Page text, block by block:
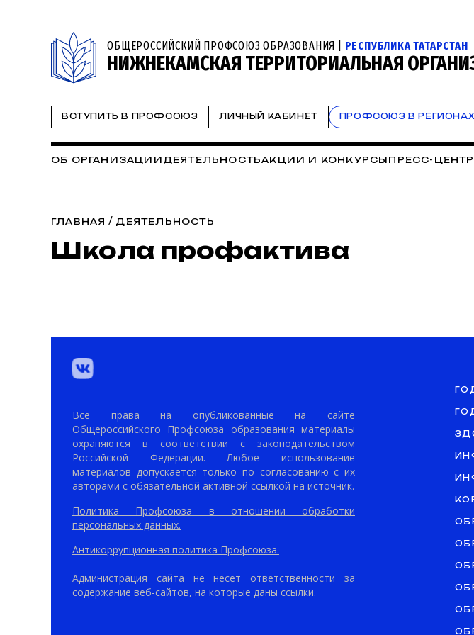
ОБЩЕРОССИЙСКИЙ ПРОФСОЮЗ ОБРАЗОВАНИЯ | РЕСПУБЛИКА ТАТАРСТАН
НИЖНЕКАМСКАЯ ТЕРРИТОРИАЛЬНАЯ
ВСТУПИТЬ В ПРОФСОЮЗ ЛИЧНЫЙ КАБИНЕТ ПРОФСОЮЗ В РЕГИОНАХ
ОБ ОРГАНИЗАЦИИ ДЕЯТЕЛЬНОСТЬАКЦИИ И КОНКУРСЫ ПРЕСС-ЦЕНТР
ГЛАВНАЯ / ДЕЯТЕЛЬНОСТЬ
Школа профактива
Все права на опубликованные на сайте
Общероссийского Профсоюза образования материалы
охраняются в соответствии с законодательством
Российской Федерации. Любое использование
материалов допускается только по согласованию с их
авторами с обязательной активной ссылкой на источник.
Политика Профсоюза в отношении обработки
персональных данных.
Антикоррупционная политика Профсоюза.
Администрация сайта не несёт ответственности за
содержание веб-сайтов, на которые даны ссылки.